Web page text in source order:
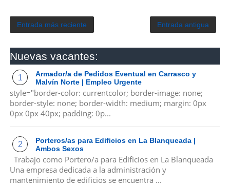
Entrada más reciente Entrada antigua
Nuevas vacantes:
Armador/a de Pedidos Eventual en Carrasco y
Malvín Norte | Empleo Urgente
style="border-color: currentcolor; border-image: none;
border-style: none; border-width: medium; margin: 0px
0px 0px 40px; padding: 0p...
Porteros/as para Edificios en La Blanqueada |
Ambos Sexos
Trabajo como Portero/a para Edificios en La Blanqueada
Una empresa dedicada a la administración y
mantenimiento de edificios se encuentra ...